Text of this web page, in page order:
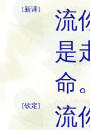
[新译]
流
是
命。
[钦定]
流